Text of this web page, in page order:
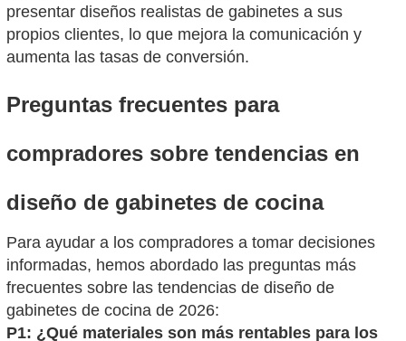
presentar diseños realistas de gabinetes a sus
propios clientes, lo que mejora la comunicación y
aumenta las tasas de conversión.
Preguntas frecuentes para
compradores sobre tendencias en
diseño de gabinetes de cocina
Para ayudar a los compradores a tomar decisiones
informadas, hemos abordado las preguntas más
frecuentes sobre las tendencias de diseño de
gabinetes de cocina de 2026:
P1: ¿Qué materiales son más rentables para los